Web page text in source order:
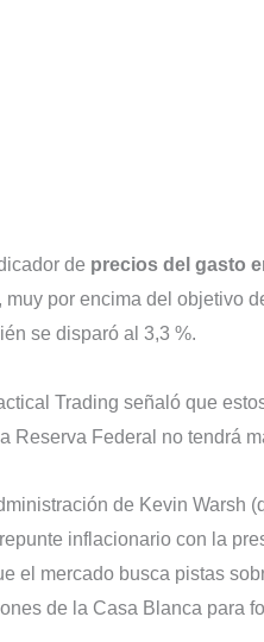
de precios del gasto
, muy por encima del objetivo
se disparó al 3,3 %.
Trading señaló que
Reserva Federal no tendrá
de Kevin Warsh
inflacionario con la
el mercado busca pistas
de la Casa Blanca para